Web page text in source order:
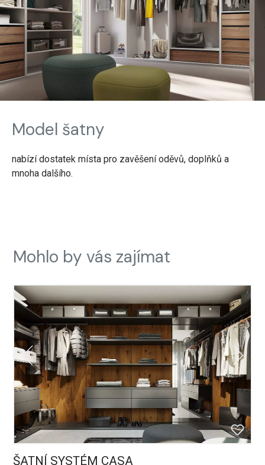
Model šatny
nabízí dostatek místa pro zavěšení oděvů, doplňků a
mnoha dalšího.
Mohlo by vás zajímat
ŠATNÍ SYSTÉM CASA